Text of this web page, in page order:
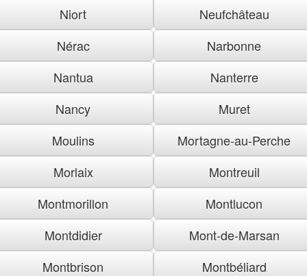
Niort
Neufchâteau
Nérac
Narbonne
Nantua
Nanterre
Nancy
Muret
Moulins
Mortagne-au-Perche
Morlaix
Montreuil
Montmorillon
Montlucon
Montdidier
Mont-de-Marsan
Montbrison
Montbéliard